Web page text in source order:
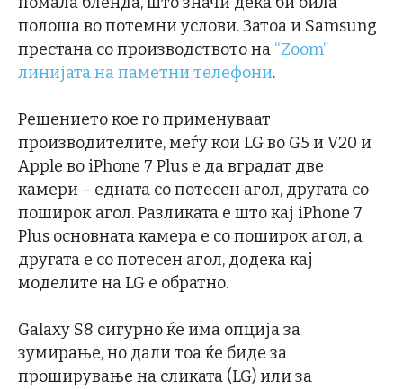
полоша во потемни услови. Затоа и Samsung
престана со производството на “Zoom”
линијата на паметни телефони.
Решението кое го применуваат
производителите, меѓу кои LG во G5 и V20 и
Apple во iPhone 7 Plus е да вградат две
камери – едната со потесен агол, другата со
поширок агол. Разликата е што кај iPhone 7
Plus основната камера е со поширок агол, а
другата е со потесен агол, додека кај
моделите на LG е обратно.
Galaxy S8 сигурно ќе има опција за
зумирање, но дали тоа ќе биде за
проширување на сликата (LG) или за